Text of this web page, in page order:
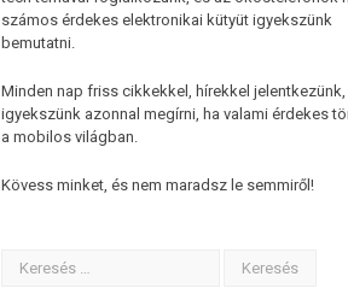
számos érdekes elektronikai kütyüt igyekszünk
bemutatni.
Minden nap friss cikkekkel, hírekkel jelentkezünk,
igyekszünk azonnal megírni, ha valami érdekes
a mobilos világban.
Kövess minket, és nem maradsz le semmiről!